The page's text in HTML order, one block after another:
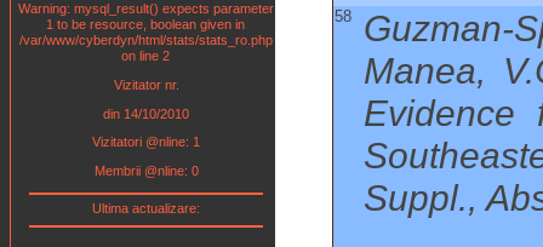
Warning: mysql_result() expects parameter
1 to be resource, boolean given in
/var/www/cyberdyn/html/stats/stats_ro.php
on line 2
Vizitator nr.
din 14/10/2010
Vizitatori @nline: 1
Membrii @nline: 0
Ultima actualizare:
58
Guzman-
Manea,
Evidence
Suppl.,